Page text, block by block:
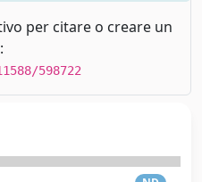
per citare o creare un
598722